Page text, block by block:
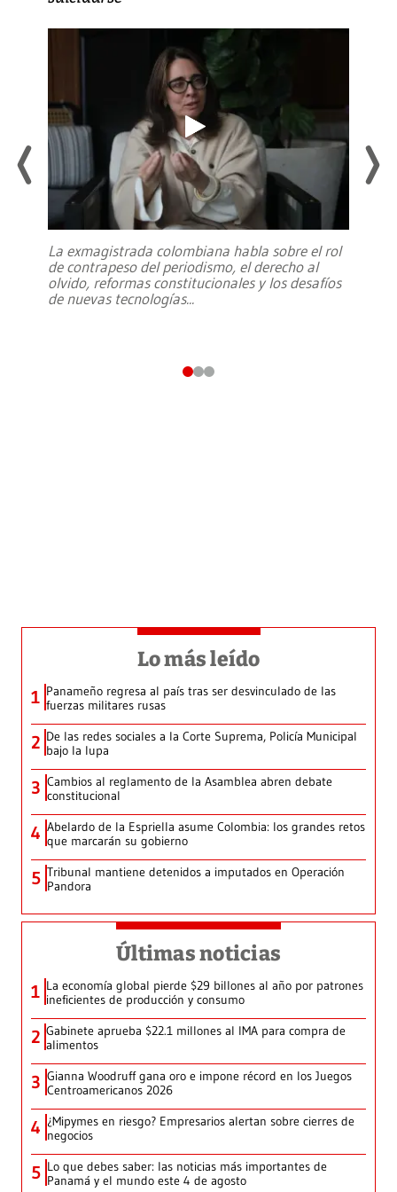
La exmagistrada colombiana habla sobre el rol
de contrapeso del periodismo, el derecho al
olvido, reformas constitucionales y los desafíos
de nuevas tecnologías...
Lo más leído
1 Panameño regresa al país tras ser desvinculado de las
fuerzas militares rusas
2 De las redes sociales a la Corte Suprema, Policía Municipal
bajo la lupa
3 Cambios al reglamento de la Asamblea abren debate
constitucional
4 Abelardo de la Espriella asume Colombia: los grandes retos
que marcarán su gobierno
5 Tribunal mantiene detenidos a imputados en Operación
Pandora
Últimas noticias
1 La economía global pierde $29 billones al año por patrones
ineficientes de producción y consumo
2 Gabinete aprueba $22.1 millones al IMA para compra de
alimentos
3 Gianna Woodruff gana oro e impone récord en los Juegos
Centroamericanos 2026
4 ¿Mipymes en riesgo? Empresarios alertan sobre cierres de
negocios
5 Lo que debes saber: las noticias más importantes de
Panamá y el mundo este 4 de agosto